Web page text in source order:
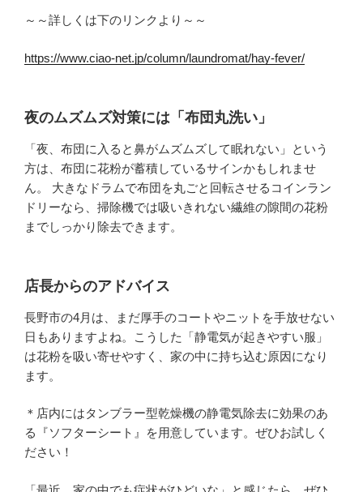
～～詳しくは下のリンクより～～
https://www.ciao-net.jp/column/laundromat/hay-fever/
夜のムズムズ対策には「布団丸洗い」
「夜、布団に入ると鼻がムズムズして眠れない」という
方は、布団に花粉が蓄積しているサインかもしれませ
ん。 大きなドラムで布団を丸ごと回転させるコインラン
ドリーなら、掃除機では吸いきれない繊維の隙間の花粉
までしっかり除去できます。
店長からのアドバイス
長野市の4月は、まだ厚手のコートやニットを手放せない
日もありますよね。こうした「静電気が起きやすい服」
は花粉を吸い寄せやすく、家の中に持ち込む原因になり
ます。
＊店内にはタンブラー型乾燥機の静電気除去に効果のあ
る『ソフターシート』を用意しています。ぜひお試しく
ださい！